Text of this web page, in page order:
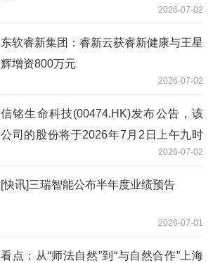
2026-07-02
东软睿新集团：睿新云获睿新健康与王星
辉增资800万元
2026-07-02
信铭生命科技(00474.HK)发布公告，该
公司的股份将于2026年7月2日上午九时
2026-07-02
[快讯]三瑞智能公布半年度业绩预告
2026-07-01
看点：从“师法自然”到“与自然合作”上海